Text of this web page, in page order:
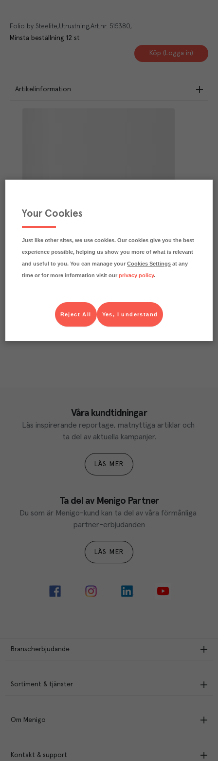
Folio by Steelite Utrustning Art.nr. 515380
Minsta beställning 12 st
Köp (Logga in)
Artikelinformation
Våra kundtidningar
Läs inspirerande reportage, matnyttiga artiklar och
ta del av aktuella kampanjer.
LÄS MER
Ta del av Menigo Partner
Du som är Menigo-kund kan ta del av våra förmånliga
partner-erbjudanden
LÄS MER
Branscherbjudande
Sortiment & tjänster
Om Menigo
Kontakt & support
Your Cookies
Just like other sites, we use cookies. Our cookies give you the best
experience possible, helping us show you more of what is relevant
and useful to you. You can manage yourCookies Settings at any
time or for more information visit ourprivacy policy.
Yes, I understand
Reject All